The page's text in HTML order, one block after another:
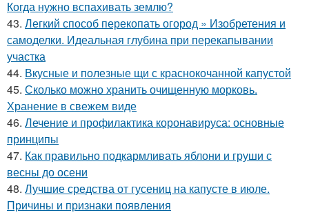
Когда нужно вспахивать землю?
43. Легкий способ перекопать огород » Изобретения и
самоделки. Идеальная глубина при перекапывании
участка
44. Вкусные и полезные щи с краснокочанной капустой
45. Сколько можно хранить очищенную морковь.
Хранение в свежем виде
46. Лечение и профилактика коронавируса: основные
принципы
47. Как правильно подкармливать яблони и груши с
весны до осени
48. Лучшие средства от гусениц на капусте в июле.
Причины и признаки появления